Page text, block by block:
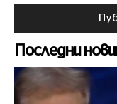
Последни